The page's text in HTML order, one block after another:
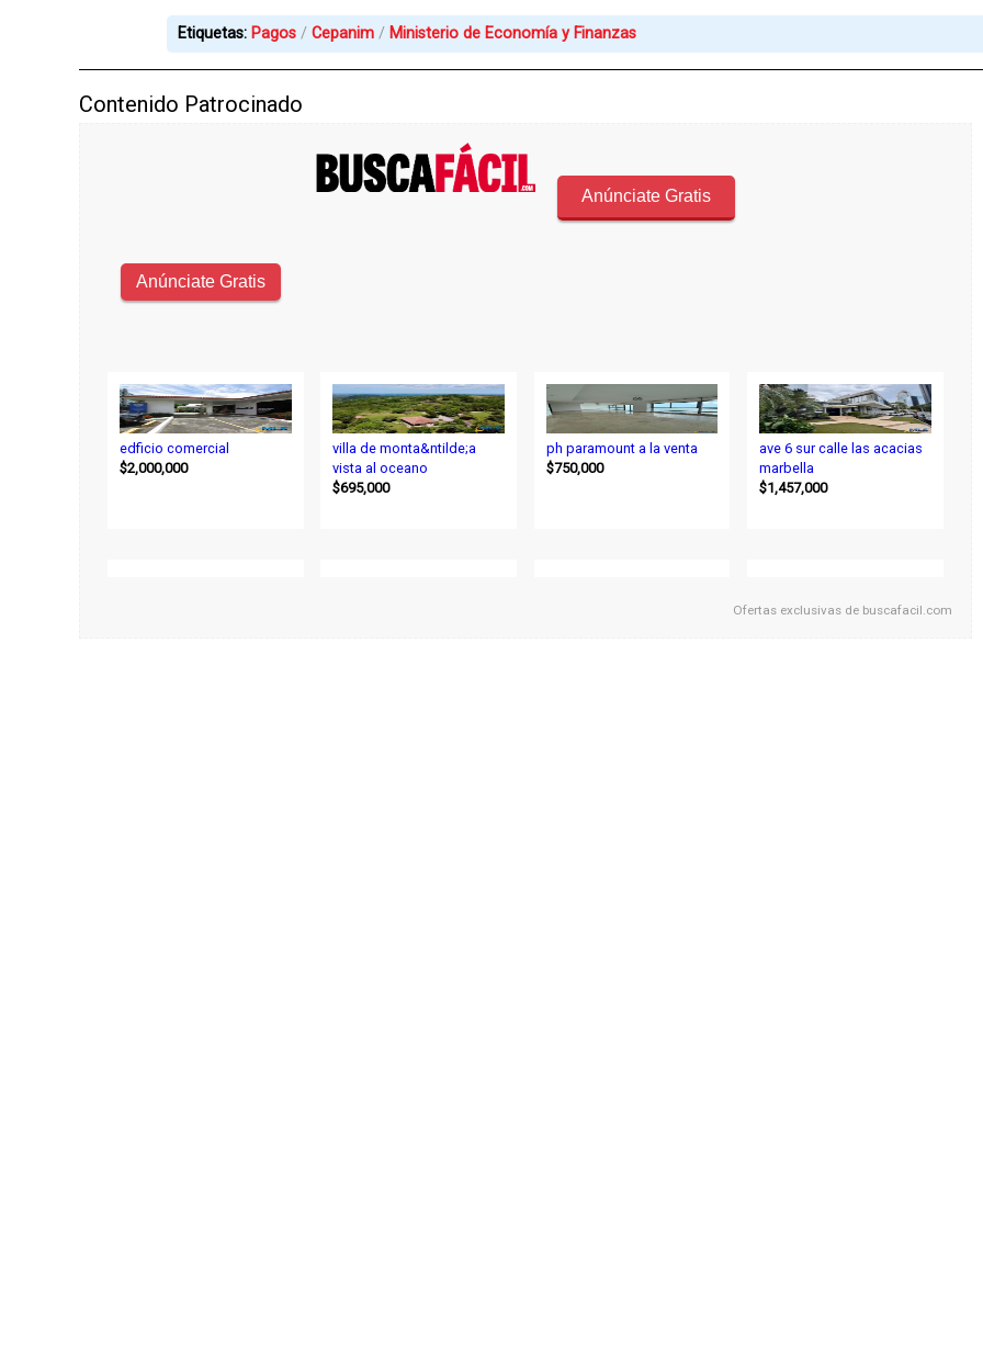
Etiquetas: Pagos Cepanim Ministerio de Economía y Finanzas
Contenido Patrocinado
edficio comercial
$2,000,000
villa de monta&ntilde;a
vista al oceano
$695,000
ph paramount a la venta
$750,000
ave 6 sur calle las acacias
marbella
$1,457,000
Ofertas exclusivas de buscafacil.com